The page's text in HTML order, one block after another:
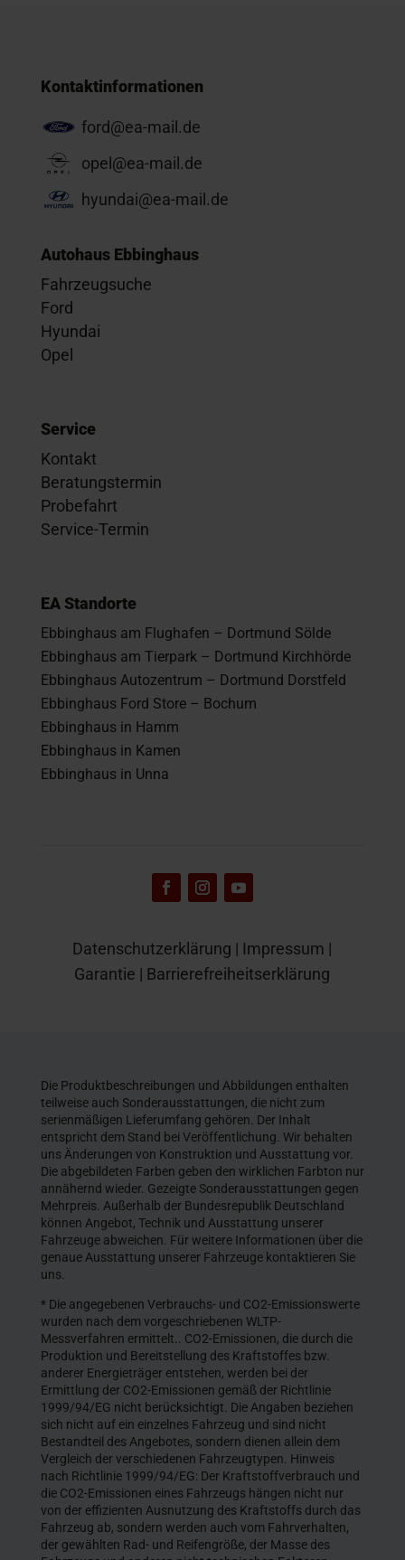
Kontaktinformationen
ford@ea-mail.de
opel@ea-mail.de
hyundai@ea-mail.de
Autohaus Ebbinghaus
Fahrzeugsuche
Ford
Hyundai
Opel
Service
Kontakt
Beratungstermin
Probefahrt
Service-Termin
EA Standorte
Ebbinghaus am Flughafen – Dortmund Sölde
Ebbinghaus am Tierpark – Dortmund Kirchhörde
Ebbinghaus Autozentrum – Dortmund Dorstfeld
Ebbinghaus Ford Store – Bochum
Ebbinghaus in Hamm
Ebbinghaus in Kamen
Ebbinghaus in Unna
Datenschutzerklärung | Impressum |
Garantie | Barrierefreiheitserklärung
Die Produktbeschreibungen und Abbildungen enthalten
teilweise auch Sonderausstattungen, die nicht zum
serienmäßigen Lieferumfang gehören. Der Inhalt
entspricht dem Stand bei Veröffentlichung. Wir behalten
uns Änderungen von Konstruktion und Ausstattung vor.
Die abgebildeten Farben geben den wirklichen Farbton nur
annähernd wieder. Gezeigte Sonderausstattungen gegen
Mehrpreis. Außerhalb der Bundesrepublik Deutschland
können Angebot, Technik und Ausstattung unserer
Fahrzeuge abweichen. Für weitere Informationen über die
genaue Ausstattung unserer Fahrzeuge kontaktieren Sie
uns.
* Die angegebenen Verbrauchs- und CO2-Emissionswerte
wurden nach dem vorgeschriebenen WLTP-
Messverfahren ermittelt.. CO2-Emissionen, die durch die
Produktion und Bereitstellung des Kraftstoffes bzw.
anderer Energieträger entstehen, werden bei der
Ermittlung der CO2-Emissionen gemäß der Richtlinie
1999/94/EG nicht berücksichtigt. Die Angaben beziehen
sich nicht auf ein einzelnes Fahrzeug und sind nicht
Bestandteil des Angebotes, sondern dienen allein dem
Vergleich der verschiedenen Fahrzeugtypen. Hinweis
nach Richtlinie 1999/94/EG: Der Kraftstoffverbrauch und
die CO2-Emissionen eines Fahrzeugs hängen nicht nur
von der effizienten Ausnutzung des Kraftstoffs durch das
Fahrzeug ab, sondern werden auch vom Fahrverhalten,
der gewählten Rad- und Reifengröße, der Masse des